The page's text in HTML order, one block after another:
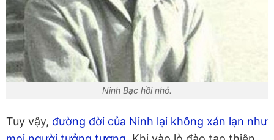
Ninh Bạc hồi nhỏ.
Tuy vậy, đường đời của Ninh lại không xán lạn như